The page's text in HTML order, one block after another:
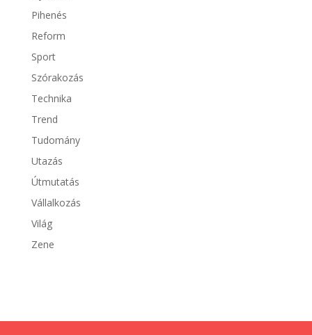
Pihenés
Reform
Sport
Szórakozás
Technika
Trend
Tudomány
Utazás
Útmutatás
Vállalkozás
Világ
Zene